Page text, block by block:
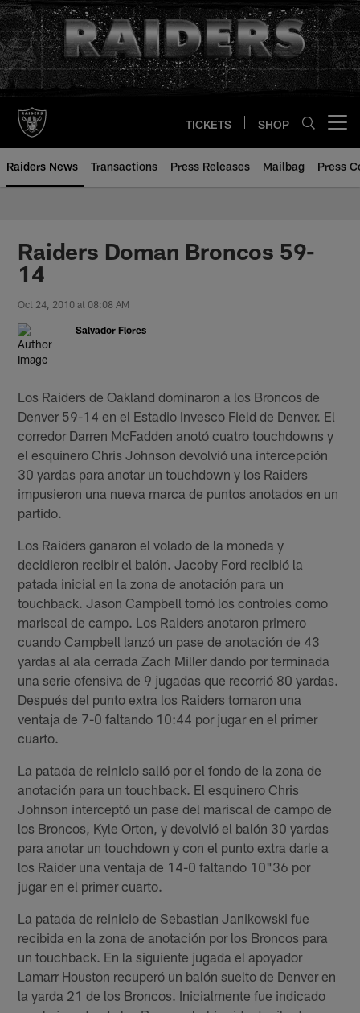
Skip
to
main
content
TICKETS SHOP
Raiders News Transactions Press Releases Mailbag Press
Raiders Doman Broncos 59-
14
Oct 24, 2010 at 08:08 AM
Salvador Flores
Los Raiders de Oakland dominaron a los Broncos de
Denver 59-14 en el Estadio Invesco Field de Denver. El
corredor Darren McFadden anotó cuatro touchdowns y
el esquinero Chris Johnson devolvió una intercepción
30 yardas para anotar un touchdown y los Raiders
impusieron una nueva marca de puntos anotados en un
partido.
Los Raiders ganaron el volado de la moneda y
decidieron recibir el balón. Jacoby Ford recibió la
patada inicial en la zona de anotación para un
touchback. Jason Campbell tomó los controles como
mariscal de campo. Los Raiders anotaron primero
cuando Campbell lanzó un pase de anotación de 43
yardas al ala cerrada Zach Miller dando por terminada
una serie ofensiva de 9 jugadas que recorrió 80 yardas.
Después del punto extra los Raiders tomaron una
ventaja de 7-0 faltando 10:44 por jugar en el primer
cuarto.
La patada de reinicio salió por el fondo de la zona de
anotación para un touchback. El esquinero Chris
Johnson interceptó un pase del mariscal de campo de
los Broncos, Kyle Orton, y devolvió el balón 30 yardas
para anotar un touchdown y con el punto extra darle a
los Raider una ventaja de 14-0 faltando 10"36 por
jugar en el primer cuarto.
La patada de reinicio de Sebastian Janikowski fue
recibida en la zona de anotación por los Broncos para
un touchback. En la siguiente jugada el apoyador
Lamarr Houston recuperó un balón suelto de Denver en
la yarda 21 de los Broncos. Inicialmente fue indicado